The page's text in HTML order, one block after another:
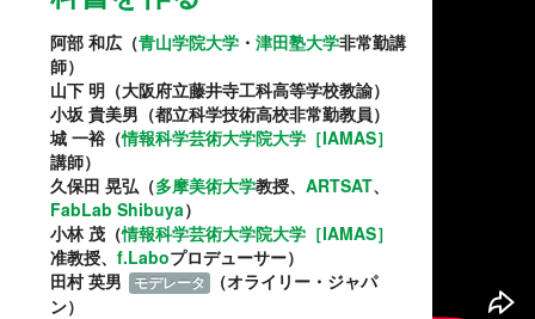
阿部 和広（青山学院大学 ・ 津田塾大学非常勤講
師）
山下 明（大阪府立藤井寺工科高等学校教諭）
小坂 貴美男（都立科学技術高校非常勤教員）
城 一裕（情報科学芸術大学院大学［IAMAS］
講師）
久保田 晃弘（多摩美術大学教授、 ARTSAT、
FabLab Shibuya）
小林 茂（情報科学芸術大学院大学［IAMAS］
准教授、 f.Laboプロデューサー）
田村 英男
モデレータ
（オライリー・ジャパ
ン）